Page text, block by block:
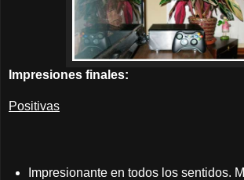
Impresiones finales:
Positivas
Impresionante en todos los sentidos.